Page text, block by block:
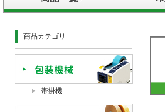
商品カテゴリ
帯掛機